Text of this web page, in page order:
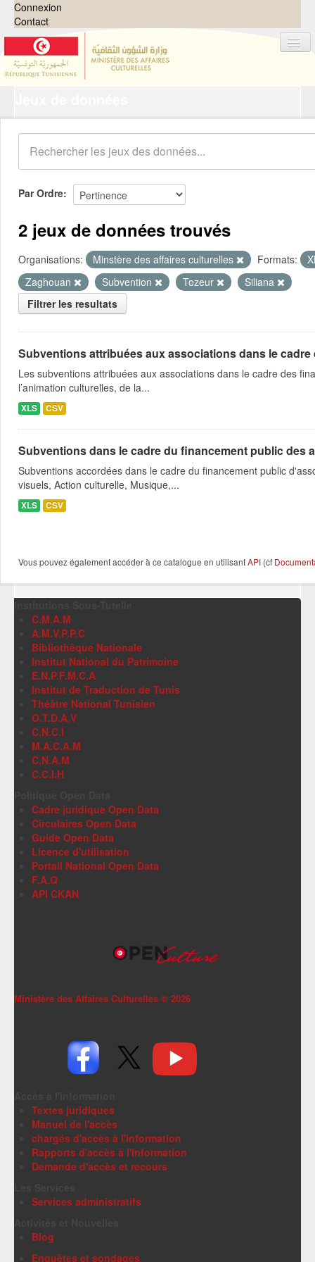
Connexion
Contact
Organisations
Groupes
Demandes 0
À propos
Par Ordre
2 jeux de données trouvés
Organisations: Minstère des affaires culturelles Formats:
Zaghouan
Subvention Tozeur
Siliana
Filtrer les resultats
Subventions attribuées aux associations dans le
Les subventions attribuées aux associations dans le cadre des
l’animation culturelles, de la...
XLS CSV
Subventions dans le cadre du financement public des
Subventions accordées dans le cadre du financement public
visuels, Action culturelle, Musique,...
XLS CSV
Vous pouvez également accéder à ce catalogue en utilisantAPI (cf
C.M.A.M
A.M.V.P.P.C
Bibliothèque Nationale
Institut National du Patrimoine
E.N.P.F.M.C.A
Institut de Traduction de Tunis
Théâtre National Tunisien
O.T.D.A.V
C.N.C.I
M.A.C.A.M
C.N.A.M
C.C.I.H
Cadre juridique Open Data
Circulaires Open Data
Guide Open Data
Licence d'utilisation
Portail National Open Data
F.A.Q
API CKAN
Ministère des Affaires Culturelles © 2026
Textes juridiques
Manuel de l'accès
chargés d'accès à l'information
Rapports d'accès à l'information
Demande d'accès et recours
Services administratifs
Blog
Enquêtes et sondages